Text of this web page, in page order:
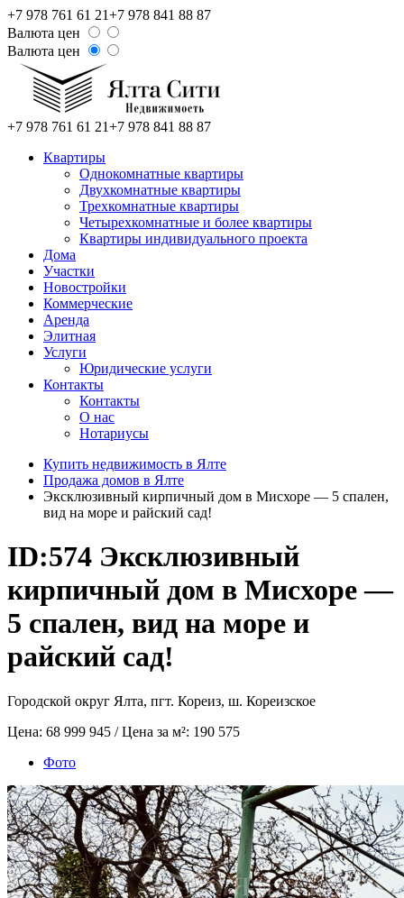
+7 978 761 61 21+7 978 841 88 87
Валюта цен
Валюта цен
+7 978 761 61 21+7 978 841 88 87
Квартиры
Однокомнатные квартиры
Двухкомнатные квартиры
Трехкомнатные квартиры
Четырехкомнатные и более квартиры
Квартиры индивидуального проекта
Дома
Участки
Новостройки
Коммерческие
Аренда
Элитная
Услуги
Юридические услуги
Контакты
Контакты
О нас
Нотариусы
Купить недвижимость в Ялте
Продажа домов в Ялте
Эксклюзивный кирпичный дом в Мисхоре — 5 спален,
вид на море и райский сад!
ID:574 Эксклюзивный
кирпичный дом в Мисхоре —
5 спален, вид на море и
райский сад!
Городской округ Ялта, пгт. Кореиз, ш. Кореизское
Цена: 68 999 945 / Цена за м²: 190 575
Фото